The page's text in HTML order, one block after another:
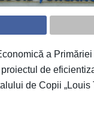
a
de
de Copii „Louis